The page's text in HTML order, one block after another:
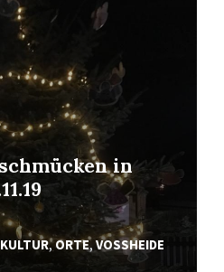
in
KULTUR,ORTE,VOSSHEIDE